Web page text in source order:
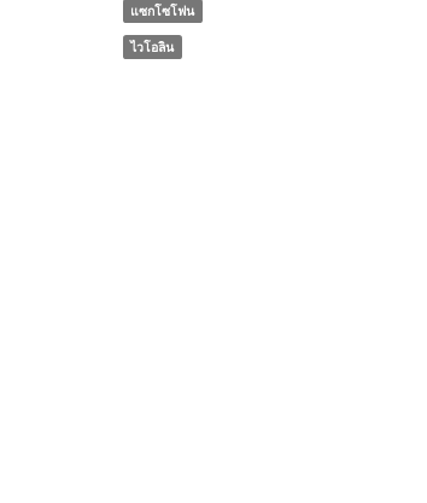
แซกโซโฟน
ไวโอลิน